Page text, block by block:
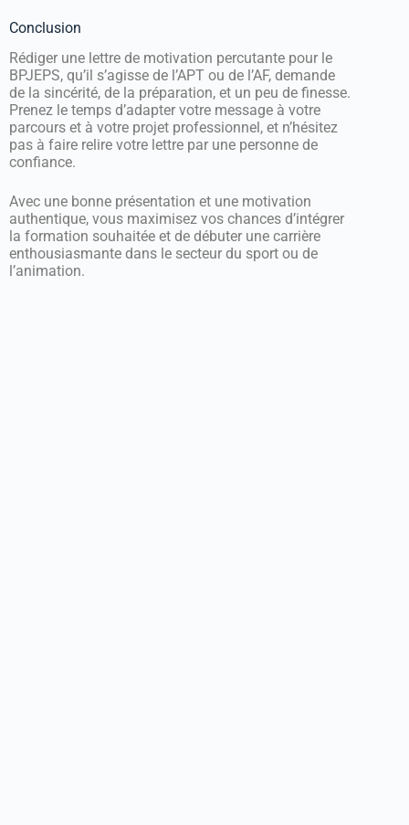
Conclusion
Rédiger une lettre de motivation percutante pour le
BPJEPS, qu’il s’agisse de l’APT ou de l’AF, demande
de la sincérité, de la préparation, et un peu de finesse.
Prenez le temps d’adapter votre message à votre
parcours et à votre projet professionnel, et n’hésitez
pas à faire relire votre lettre par une personne de
confiance.
Avec une bonne présentation et une motivation
authentique, vous maximisez vos chances d’intégrer
la formation souhaitée et de débuter une carrière
enthousiasmante dans le secteur du sport ou de
l’animation.